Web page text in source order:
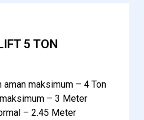
5 TON
aman maksimum – 4 Ton
– 3 Meter
– 2.45 Meter